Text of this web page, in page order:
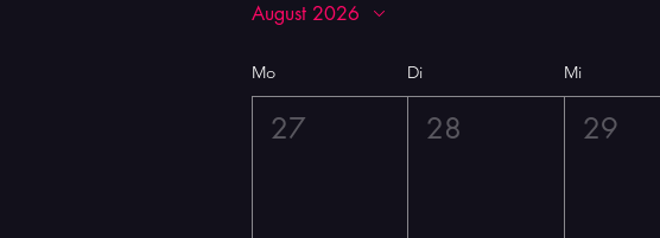
August 2026
Mo Di Mi
27 28 29